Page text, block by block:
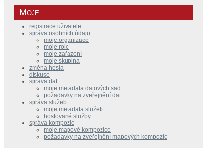
Moje
registrace uživatele
správa osobních údajů
moje organizace
moje role
moje zařazení
moje skupina
změna hesla
diskuse
správa dat
moje metadata datových sad
požadavky na zveřejnění dat
správa služeb
moje metadata služeb
hostované služby
správa kompozic
moje mapové kompozice
požadavky na zveřejnění mapových kompozic